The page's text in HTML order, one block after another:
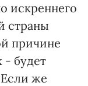
искреннего
страны
причине
- будет
же